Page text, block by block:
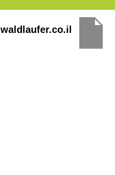
דילוג
לתוכן
waldlaufer.co.il